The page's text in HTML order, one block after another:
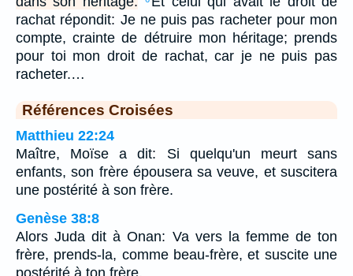
rachat répondit: Je ne puis pas racheter pour mon
compte, crainte de détruire mon héritage; prends
pour toi mon droit de rachat, car je ne puis pas
racheter.…
Références Croisées
Matthieu 22:24
Maître, Moïse a dit: Si quelqu'un meurt sans
enfants, son frère épousera sa veuve, et suscitera
une postérité à son frère.
Genèse 38:8
Alors Juda dit à Onan: Va vers la femme de ton
frère, prends-la, comme beau-frère, et suscite une